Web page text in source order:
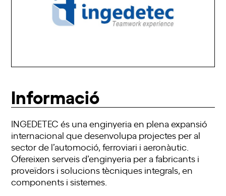
Informació
INGEDETEC és una enginyeria en plena expansió
internacional que desenvolupa projectes per al
sector de l’automoció, ferroviari i aeronàutic.
Ofereixen serveis d’enginyeria per a fabricants i
proveïdors i solucions tècniques integrals, en
components i sistemes.